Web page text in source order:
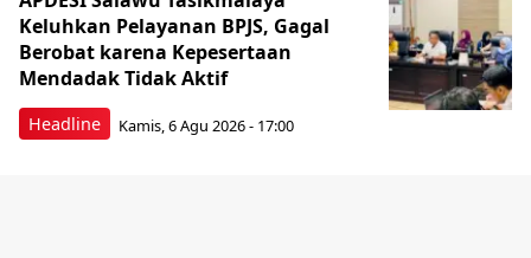
Headline
Keluhkan Pelayanan BPJS, Gagal
Berobat karena Kepesertaan
Mendadak Tidak Aktif
Kamis, 6 Agu 2026 - 17:00